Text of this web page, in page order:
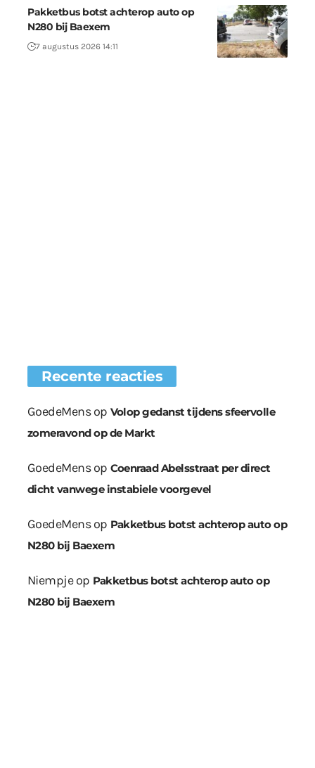
Pakketbus botst achterop auto op
N280 bij Baexem
7 augustus 2026 14:11
Recente reacties
GoedeMensop Volop gedanst tijdens sfeervolle
zomeravond op de Markt
GoedeMensop Coenraad Abelsstraat per direct
dicht vanwege instabiele voorgevel
GoedeMensop Pakketbus botst achterop auto op
N280 bij Baexem
Niempjeop Pakketbus botst achterop auto op
N280 bij Baexem